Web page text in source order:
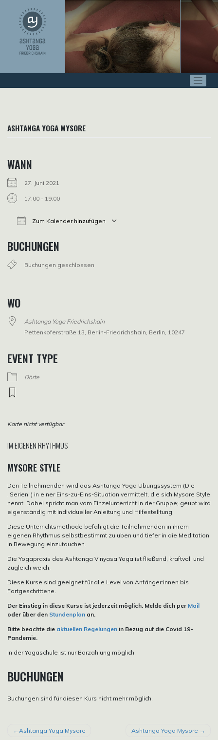
springen
ASHTANGA YOGA MYSORE
WANN
27. Juni 2021
17:00 - 19:00
Zum Kalender hinzufügen
BUCHUNGEN
Buchungen geschlossen
WO
Ashtanga Yoga Friedrichshain
Pettenkoferstraße 13, Berlin-Friedrichshain, Berlin, 10247
EVENT TYPE
Dörte
Karte nicht verfügbar
IM EIGENEN RHYTHMUS
MYSORE STYLE
Den Teilnehmenden wird das Ashtanga Yoga Übungssystem (Die
„Serien“) in einer Eins-zu-Eins-Situation vermittelt, die sich Mysore Style
nennt. Dabei spricht man vom Einzelunterricht in der Gruppe; geübt wird
eigenständig mit individueller Anleitung und Hilfestelltung.
Diese Unterrichtsmethode befähigt die Teilnehmenden in ihrem
eigenen Rhythmus selbstbestimmt zu üben und tiefer in die Meditation
in Bewegung einzutauchen.
Die Yogapraxis des Ashtanga Vinyasa Yoga ist fließend, kraftvoll und
zugleich weich.
Diese Kurse sind geeignet für alle Level von Anfänger:innen bis
Fortgeschrittene.
Der Einstieg in diese Kurse ist jederzeit möglich. Melde dich per Mail
oder über den Stundenplan an.
Bitte beachte die aktuellen Regelungen in Bezug auf die Covid 19-
Pandemie.
In der Yogaschule ist nur Barzahlung möglich.
BUCHUNGEN
Buchungen sind für diesen Kurs nicht mehr möglich.
BEITRAGSNAVIGATION
Ashtanga Yoga Mysore Ashtanga Yoga Mysore